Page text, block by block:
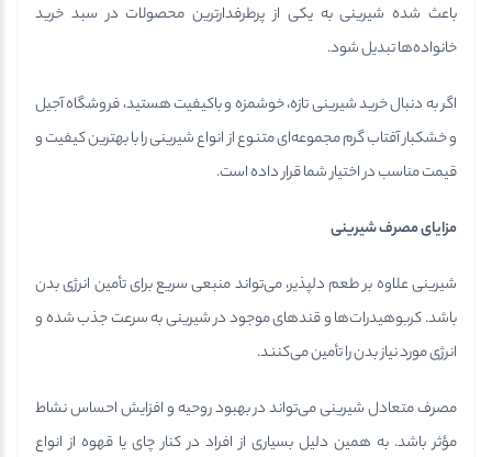
باعث شده شیرینی به یکی از پرطرفدارترین محصولات در سبد خرید
خانواده‌ها تبدیل شود.
اگر به دنبال خرید شیرینی تازه، خوشمزه و باکیفیت هستید، فروشگاه آجیل
و خشکبار آفتاب گرم مجموعه‌ای متنوع از انواع شیرینی را با بهترین کیفیت و
قیمت مناسب در اختیار شما قرار داده است.
مزایای مصرف شیرینی
شیرینی علاوه بر طعم دلپذیر، می‌تواند منبعی سریع برای تأمین انرژی بدن
باشد. کربوهیدرات‌ها و قندهای موجود در شیرینی به سرعت جذب شده و
انرژی مورد نیاز بدن را تأمین می‌کنند.
مصرف متعادل شیرینی می‌تواند در بهبود روحیه و افزایش احساس نشاط
مؤثر باشد. به همین دلیل بسیاری از افراد در کنار چای یا قهوه از انواع